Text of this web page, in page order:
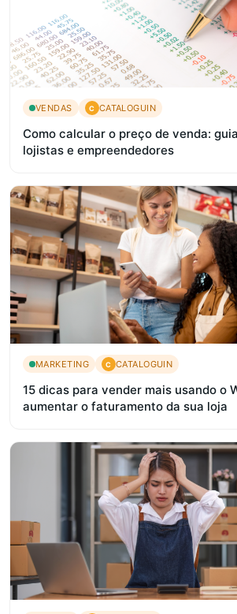
VENDAS C CATALOGUIN
Como calcular o preço de venda:
lojistas e empreendedores
MARKETING C CATALOGUIN
15 dicas para vender mais usando o
aumentar o faturamento da sua loja